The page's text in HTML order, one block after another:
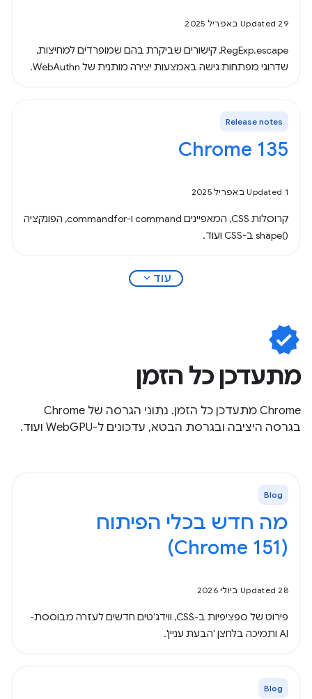
Updated 29 באפריל 2025
RegExp.escape, קישורים שביקרת בהם שמופרדים למחיצות,
שדרוגי מפתחות גישה באמצעות יצירה מותנית של WebAuthn.
Release notes
Chrome 135
Updated 1 באפריל 2025
קרוסלות CSS, המאפיינים command ו-commandfor, הפונקציה
shape()‎ ב-CSS ועוד.
עוד expand_more
verified
מתעדכן כל הזמן
Chrome מתעדכן כל הזמן. נתוני הגרסה של Chrome
בגרסה היציבה ובגרסת הבטא, עדכונים ל-WebGPU ועוד.
Blog
מה חדש בכלי הפיתוח
(Chrome 151)
Updated 28 ביולי 2026
פירוט של ספציפיות ב-CSS, ווידג'טים חדשים לעזרה מבוססת-
AI ותמיכה בלחצן 'הבעת עניין'.
Blog